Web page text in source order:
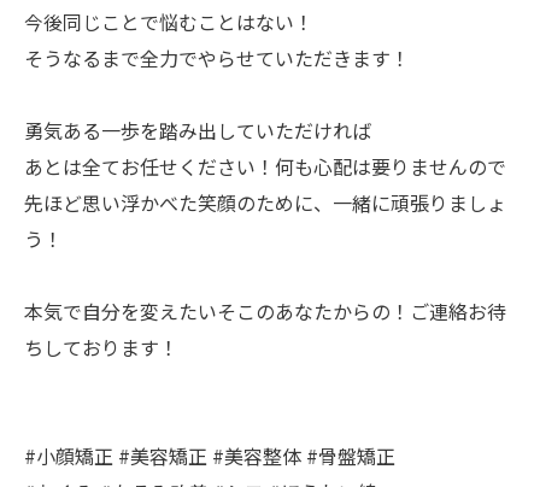
今後同じことで悩むことはない！
そうなるまで全力でやらせていただきます！
勇気ある一歩を踏み出していただければ
あとは全てお任せください！何も心配は要りませんので
先ほど思い浮かべた笑顔のために、一緒に頑張りましょ
う！
本気で自分を変えたいそこのあなたからの！ご連絡お待
ちしております！
#小顔矯正 #美容矯正 #美容整体 #骨盤矯正